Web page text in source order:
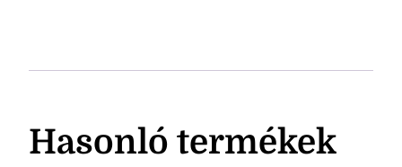
Hasonló termékek